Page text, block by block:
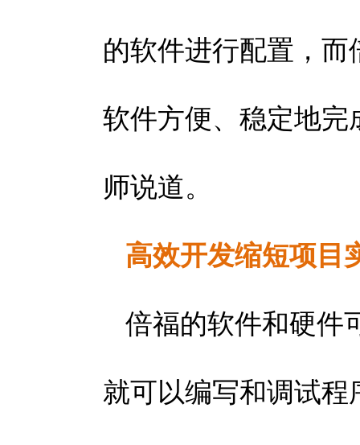
的软件进行配置，而
软件方便、稳定地完
师说道。
高效开发缩短项目
倍福的软件和硬件
就可以编写和调试